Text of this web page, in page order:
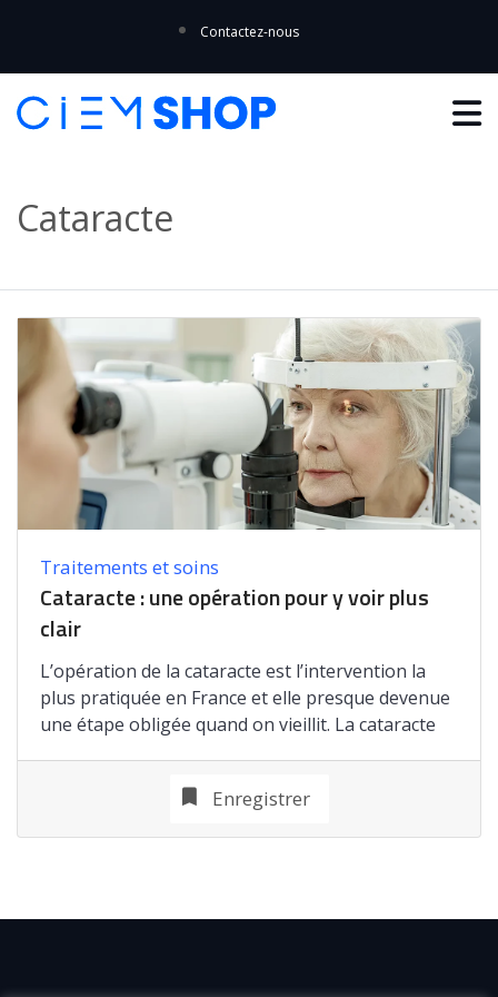
Contactez-nous
Cataracte
Traitements et soins
Cataracte : une opération pour y voir plus
clair
L’opération de la cataracte est l’intervention la
plus pratiquée en France et elle presque devenue
une étape obligée quand on vieillit. La cataracte
Enregistrer